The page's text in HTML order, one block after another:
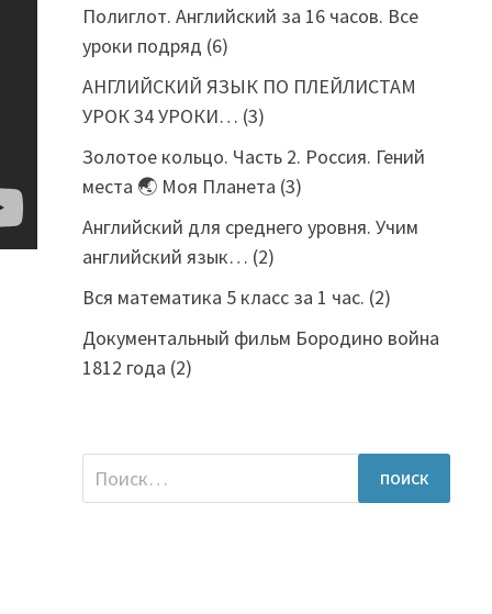
Полиглот. Английский за 16 часов. Все
уроки подряд (6)
АНГЛИЙСКИЙ ЯЗЫК ПО ПЛЕЙЛИСТАМ
УРОК 34 УРОКИ… (3)
Золотое кольцо. Часть 2. Россия. Гений
места 🌏 Моя Планета (3)
Английский для среднего уровня. Учим
английский язык… (2)
Вся математика 5 класс за 1 час. (2)
Документальный фильм Бородино война
1812 года (2)
Найти: